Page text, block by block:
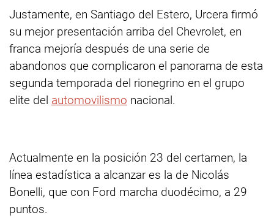
Justamente, en Santiago del Estero, Urcera firmó
su mejor presentación arriba del Chevrolet, en
franca mejoría después de una serie de
abandonos que complicaron el panorama de esta
segunda temporada del rionegrino en el grupo
elite del automovilismo nacional.
Actualmente en la posición 23 del certamen, la
línea estadística a alcanzar es la de Nicolás
Bonelli, que con Ford marcha duodécimo, a 29
puntos.